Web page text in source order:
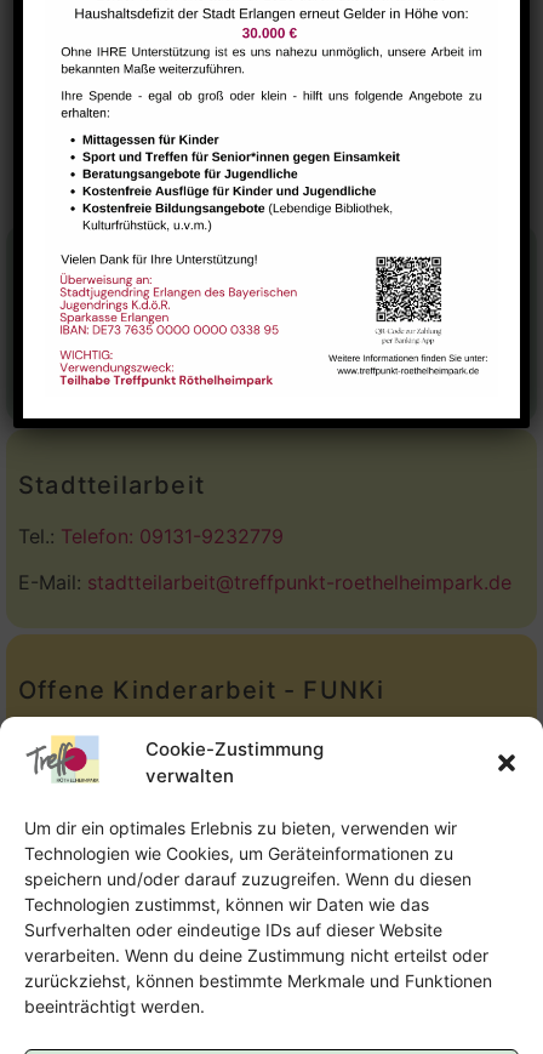
Cookie-Zustimmung
verwalten
Um dir ein optimales Erlebnis zu bieten, verwenden wir
Technologien wie Cookies, um Geräteinformationen zu
speichern und/oder darauf zuzugreifen. Wenn du diesen
Technologien zustimmst, können wir Daten wie das
Surfverhalten oder eindeutige IDs auf dieser Website
verarbeiten. Wenn du deine Zustimmung nicht erteilst oder
zurückziehst, können bestimmte Merkmale und Funktionen
beeinträchtigt werden.
VERANSTALTUNGSORT
Raum 112
NextSteps / BabySteps (1-
3 Jahre)
Suppenschmaus
Stadtteilhaus
09131-9232777
E-Mail:leitung@treffpunkt-roethelheimpark.de
Stadtteilarbeit
Tel.: Telefon: 09131-9232779
E-Mail: stadtteilarbeit@treffpunkt-roethelheimpark.de
Offene Kinderarbeit - FUNKi
Tel.:Telefon: 09131-610749
E-Mail:oka@treffpunkt-roethelheimpark.de
Offene Jugendarbeit - Easthouse
Tel:
09131–302259
E-Mail:oja@treffpunkt-roethelheimpark.de